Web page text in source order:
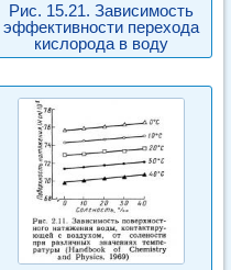
Рис. 15.21. Зависимость
эффективности перехода
кислорода в воду